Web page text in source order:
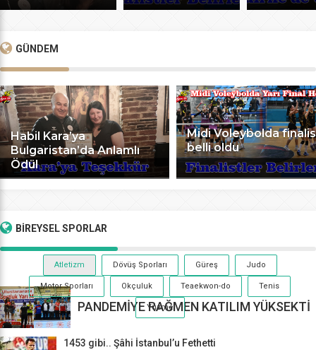
GÜNDEM
Habil Kara’ya
Bulgaristan’da Anlamlı
Ödül
Midi Voleybolda
belli oldu
BİREYSELSPORLAR
Atletizm Dövüş Sporları Güreş Judo
Motor Sporları Okçuluk Teaekwon-do Tenis
Yüzme
PANDEMİYE RAĞMEN KATILIM YÜKSEKTİ
1453 gibi.. Şâhi İstanbul’u Fethetti